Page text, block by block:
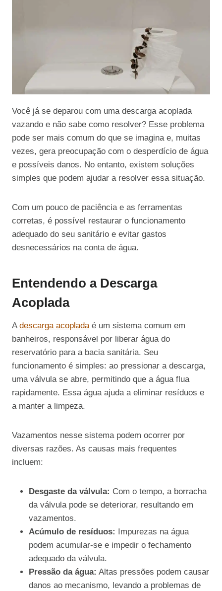
Você já se deparou com uma descarga acoplada
vazando e não sabe como resolver? Esse problema
pode ser mais comum do que se imagina e, muitas
vezes, gera preocupação com o desperdício de água
e possíveis danos. No entanto, existem soluções
simples que podem ajudar a resolver essa situação.
Com um pouco de paciência e as ferramentas
corretas, é possível restaurar o funcionamento
adequado do seu sanitário e evitar gastos
desnecessários na conta de água.
Entendendo a Descarga
Acoplada
A descarga acopladaé um sistema comum em
banheiros, responsável por liberar água do
reservatório para a bacia sanitária. Seu
funcionamento é simples: ao pressionar a descarga,
uma válvula se abre, permitindo que a água flua
rapidamente. Essa água ajuda a eliminar resíduos e
a manter a limpeza.
Vazamentos nesse sistema podem ocorrer por
diversas razões. As causas mais frequentes
incluem:
Desgaste da válvula: Com o tempo, a borracha
da válvula pode se deteriorar, resultando em
vazamentos.
Acúmulo de resíduos:
Impurezas na água
podem acumular-se e impedir o fechamento
adequado da válvula.
Pressão da água: Altas pressões podem causar
danos ao mecanismo, levando a problemas de